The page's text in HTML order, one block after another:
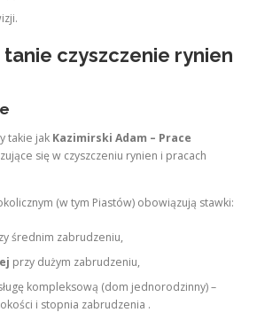
czyszczenie rynien
takie jak Kazimirski Adam – Prace
się w czyszczeniu rynien i pracach
(w tym Piastów) obowiązują stawki:
średnim zabrudzeniu,
przy dużym zabrudzeniu,
kompleksową (dom jednorodzinny) –
i stopnia zabrudzenia .